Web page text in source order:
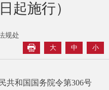
起施行）
规处
大
中 小
和国国务院令第306号